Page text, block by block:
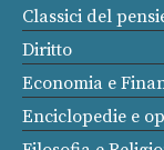
Classici del
Diritto
Economia e
Enciclopedie e